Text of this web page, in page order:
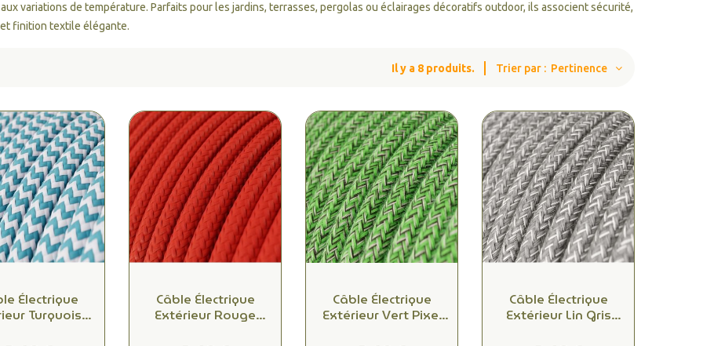
variations de température. Parfaits pour les jardins, terrasses, pergolas ou éclairages décoratifs outdoor, ils associent sécurité,
finition textile élégante.
Il y a 8 produits. Trier par : Pertinence
Électrique
Turquoise
Câble Électrique
Extérieur Rouge
Câble Électrique
Extérieur Vert Pixel
Câble Électrique
Extérieur Lin Gris